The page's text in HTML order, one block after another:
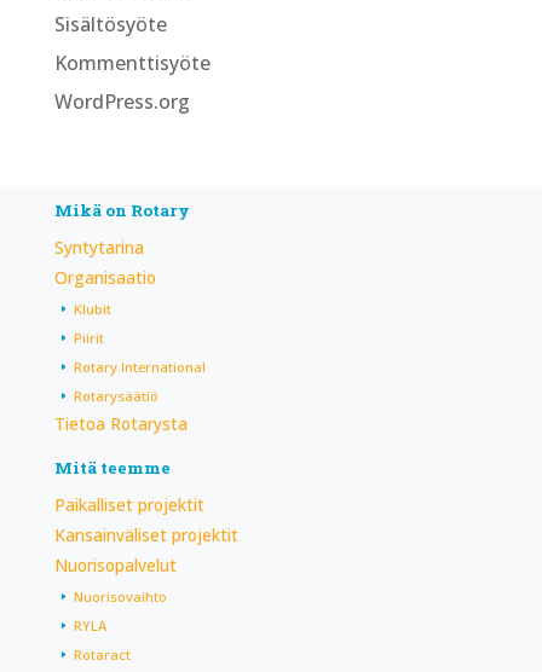
Sisältösyöte
Kommenttisyöte
WordPress.org
Mikä on Rotary
Syntytarina
Organisaatio
Klubit
Piirit
Rotary International
Rotarysäätiö
Tietoa Rotarysta
Mitä teemme
Paikalliset projektit
Kansainväliset projektit
Nuorisopalvelut
Nuorisovaihto
RYLA
Rotaract